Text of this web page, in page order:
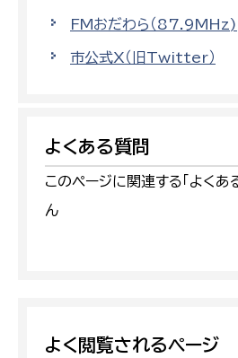
FMおだわら（87.9MHz)
市公式X（旧Twitter）
よくある質問
このページに関連する「よくあ
ん
よく閲覧されるページ